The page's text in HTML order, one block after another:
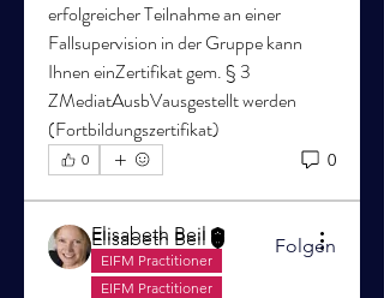
erfolgreicher Teilnahme an einer
Fallsupervision in der Gruppe kann
Ihnen einZertifikat gem. § 3
ZMediatAusbVausgestellt werden
(Fortbildungszertifikat)
0 0
Elisabeth Beil
18. Mai 2020
EIFM Practitioner
Info
Welcome to the group! You can
connect with other members, ge...
Weiterlesen
Mitglieder
Elisabeth Beil
EIFM Practitioner
Folgen
Alle Mitglieder anzeigen (1)